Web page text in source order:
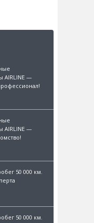
AIRLINE —
AIRLINE —
50 000 км.
50 000 км.